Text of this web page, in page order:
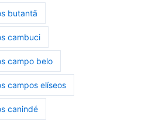
butantã
cambuci
campo belo
campos elíseos
canindé